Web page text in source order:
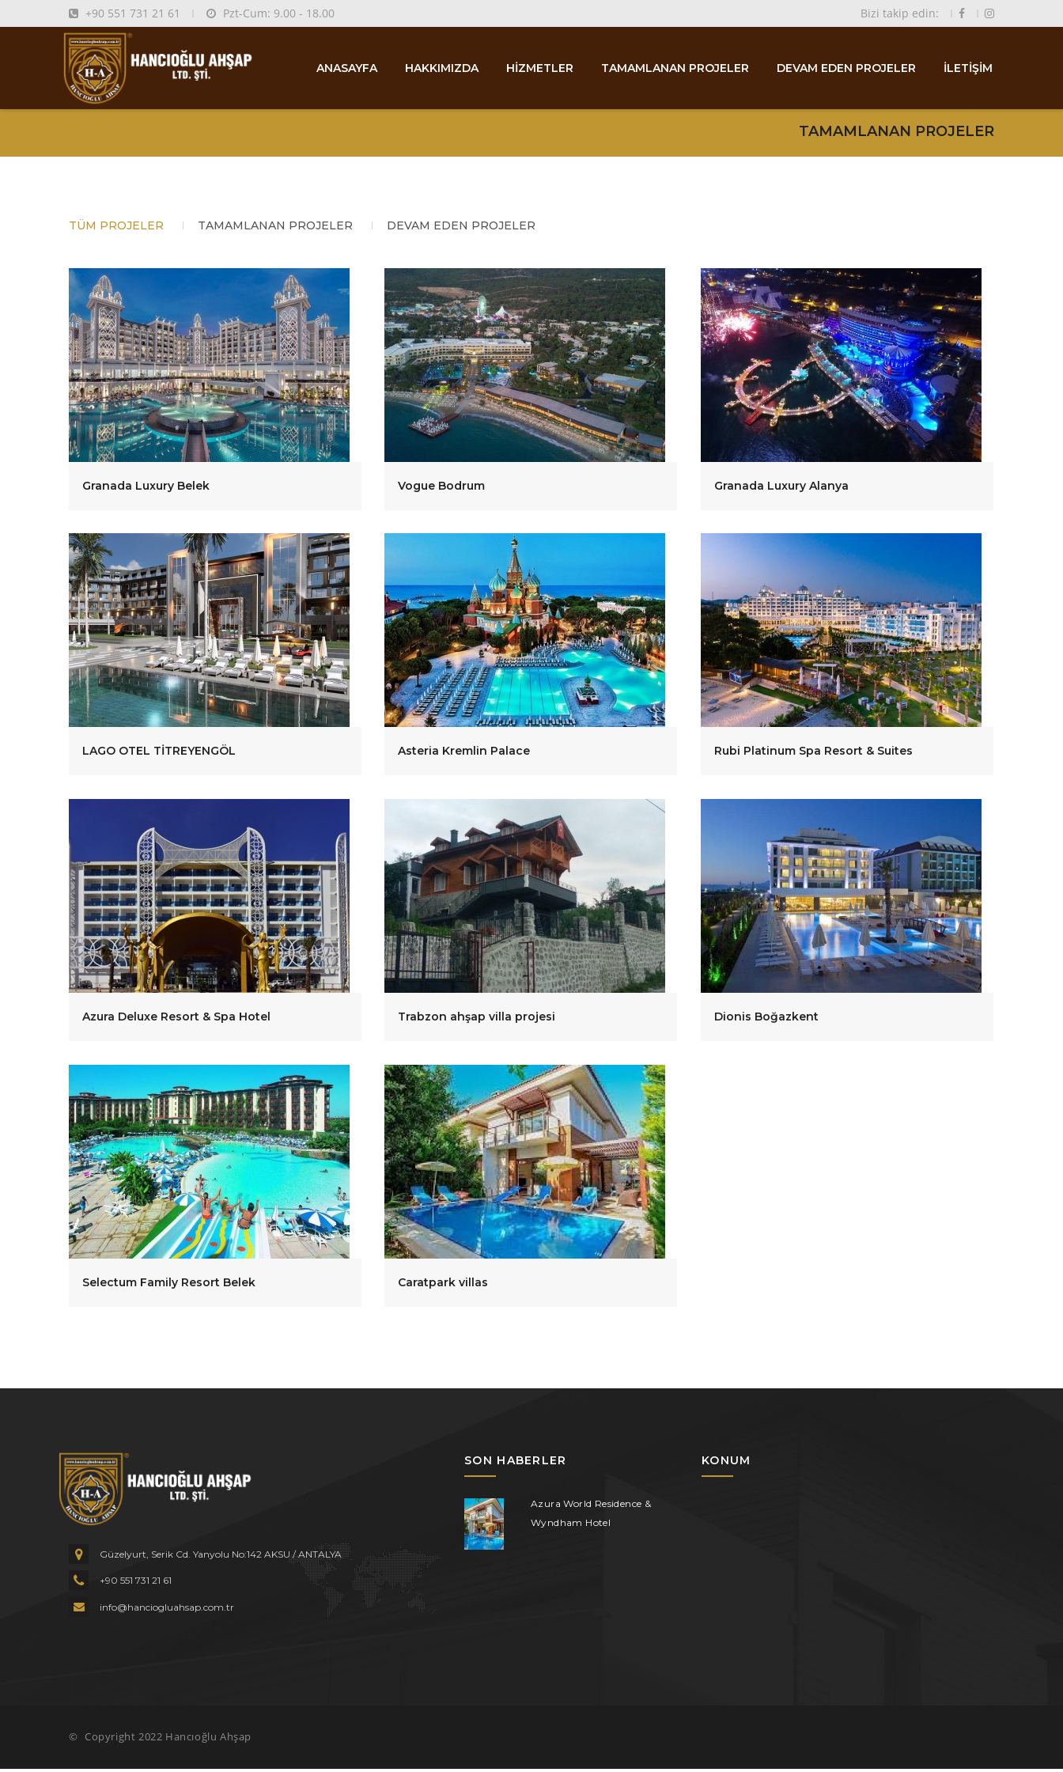
+90 551 731 21 61 Pzt-Cum: 9.00 - 18.00 Bizi takip edin:
ANASAYFA HAKKIMIZDA HİZMETLER TAMAMLANAN PROJELER DEVAM EDEN PROJELER İLETİŞİM
TAMAMLANAN PROJELER
TÜM PROJELER TAMAMLANAN PROJELER DEVAM EDEN PROJELER
Granada Luxury Belek Vogue Bodrum Granada Luxury Alanya
LAGO OTEL TİTREYENGÖL Asteria Kremlin Palace Rubi Platinum Spa Resort & Suites
Azura Deluxe Resort & Spa Hotel Trabzon ahşap villa projesi Dionis Boğazkent
Selectum Family Resort Belek Caratpark villas
Güzelyurt, Serik Cd. Yanyolu No:142 AKSU / ANTALYA
+90 551 731 21 61
info@hanciogluahsap.com.tr
SON HABERLER
Azura World Residence &
Wyndham Hotel
KONUM
© Copyright 2022 Hancıoğlu Ahşap